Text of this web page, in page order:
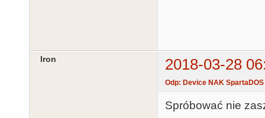
Iron 2018-03-28
Odp: Device NAK SpartaDOS
Spróbować nie